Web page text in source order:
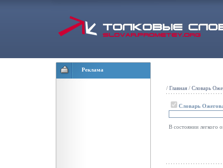
Реклама
/ Главная / Словарь
Словарь
В состоянии легкого